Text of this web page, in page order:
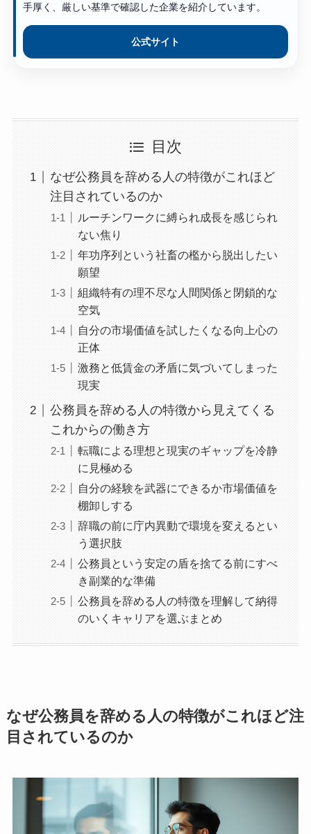
手厚く、厳しい基準で確認した企業を紹介しています。
公式サイト
目次
なぜ公務員を辞める人の特徴がこれほど
注目されているのか
ルーチンワークに縛られ成長を感じられ
ない焦り
年功序列という社畜の檻から脱出したい
願望
組織特有の理不尽な人間関係と閉鎖的な
空気
自分の市場価値を試したくなる向上心の
正体
激務と低賃金の矛盾に気づいてしまった
現実
公務員を辞める人の特徴から見えてくる
これからの働き方
転職による理想と現実のギャップを冷静
に見極める
自分の経験を武器にできるか市場価値を
棚卸しする
辞職の前に庁内異動で環境を変えるとい
う選択肢
公務員という安定の盾を捨てる前にすべ
き副業的な準備
公務員を辞める人の特徴を理解して納得
のいくキャリアを選ぶまとめ
なぜ公務員を辞める人の特徴がこれほど注
目されているのか